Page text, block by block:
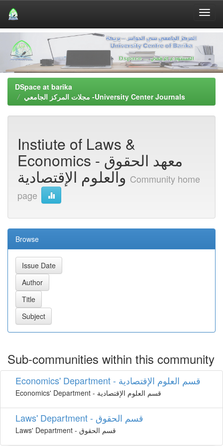
navigation
DSpace at barika
مجلات المركز الجامعي -University Center Journals
Instiute of Laws &
Economics - معهد الحقوق
Community home
page
Browse
Sub-communities within this community
Economics' Department - قسم العلوم اﻹقتصادية
Economics' Department - قسم العلوم اﻹقتصادية
Laws' Department - قسم الحقوق
Laws' Department - قسم الحقوق